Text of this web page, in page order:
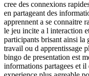
cree des connexions
en partageant des
apprennent a se connaitre
le jeu incite a l interaction
participants brisant ainsi la
travail ou d apprentissage
bingo de presentation est
informations partagees et